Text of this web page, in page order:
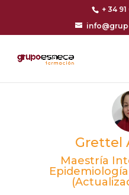
+ 34
Grettel
Maestría